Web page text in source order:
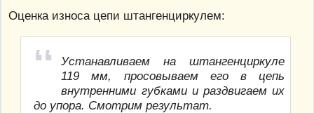
Оценка износа цепи штангенциркулем:
Устанавливаем на штангенциркуле
119 мм, просовываем его в цепь
внутренними губками и раздвигаем их
до упора. Смотрим результат.